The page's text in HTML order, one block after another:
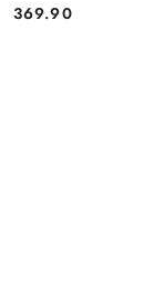
Cena:
369.90